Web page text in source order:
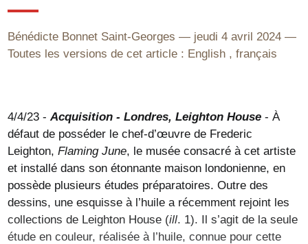
Bénédicte Bonnet Saint-Georges
jeudi 4 avril 2024
Toutes les versions de cet article : English ,français
4/4/23 -Acquisition - Londres, Leighton House - À
défaut de posséder le chef-d’œuvre de Frederic
Leighton,Flaming June, le musée consacré à cet artiste
et installé dans son étonnante maison londonienne, en
possède plusieurs études préparatoires. Outre des
dessins, une esquisse à l’huile a récemment rejoint les
collections de Leighton House (ill. 1). Il s’agit de la seule
étude en couleur, réalisée à l’huile, connue pour cette